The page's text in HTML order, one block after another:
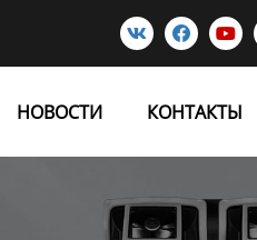
  
НОВОСТИ КОНТАКТЫ